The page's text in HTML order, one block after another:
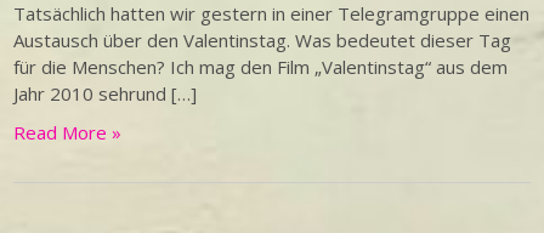
Tatsächlich hatten wir gestern in einer Telegramgruppe einen
Austausch über den Valentinstag. Was bedeutet dieser Tag
für die Menschen? Ich mag den Film „Valentinstag“ aus dem
Jahr 2010 sehrund […]
Read More »